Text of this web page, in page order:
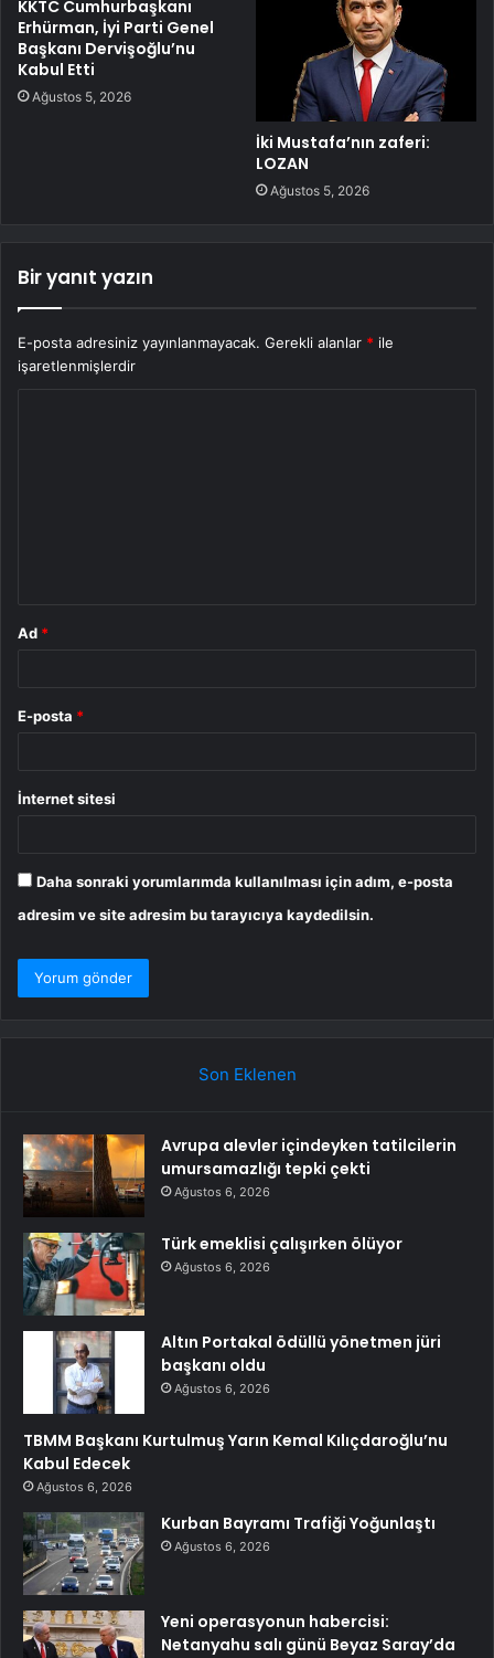
KKTC Cumhurbaşkanı
Erhürman, İyi Parti Genel
Başkanı Dervişoğlu’nu
Kabul Etti
Ağustos 5, 2026
İki Mustafa’nın zaferi:
LOZAN
Ağustos 5, 2026
Bir yanıt yazın
E-posta adresiniz yayınlanmayacak. Gerekli alanlar * ile
işaretlenmişlerdir
Ad *
E-posta *
İnternet sitesi
Daha sonraki yorumlarımda kullanılması için adım, e-posta
adresim ve site adresim bu tarayıcıya kaydedilsin.
Son Eklenen
Avrupa alevler içindeyken tatilcilerin
umursamazlığı tepki çekti
Ağustos 6, 2026
Türk emeklisi çalışırken ölüyor
Ağustos 6, 2026
Altın Portakal ödüllü yönetmen jüri
başkanı oldu
Ağustos 6, 2026
TBMM Başkanı Kurtulmuş Yarın Kemal Kılıçdaroğlu’nu
Kabul Edecek
Ağustos 6, 2026
Kurban Bayramı Trafiği Yoğunlaştı
Ağustos 6, 2026
Yeni operasyonun habercisi:
Netanyahu salı günü Beyaz Saray’da